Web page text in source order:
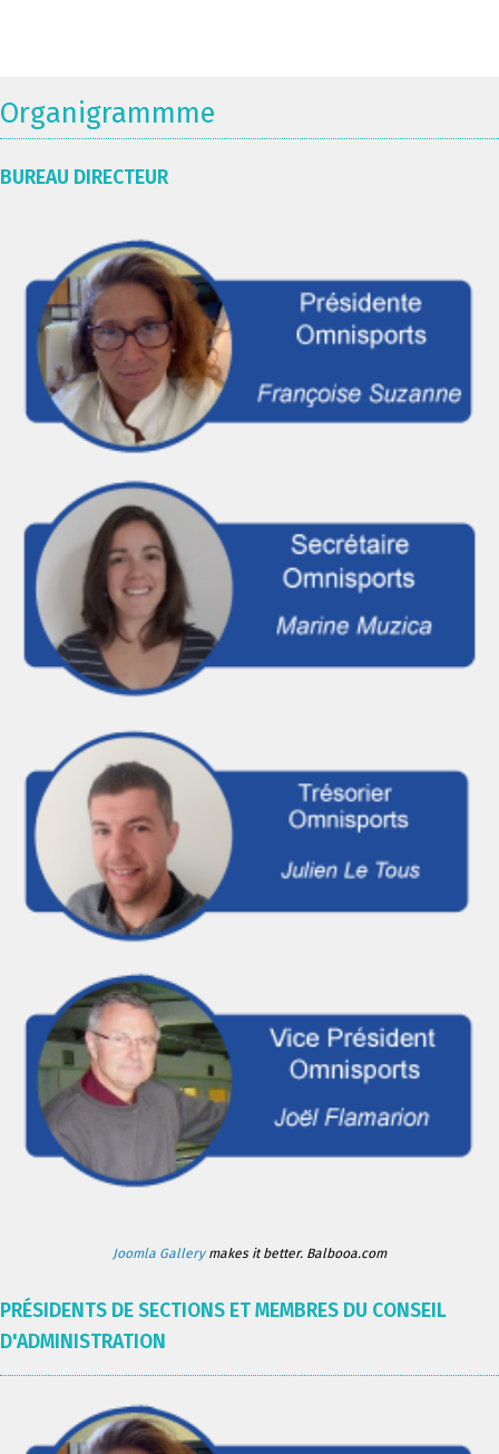
Organigrammme
BUREAU DIRECTEUR
Joomla Gallerymakes it better. Balbooa.com
PRÉSIDENTS DE SECTIONS ET MEMBRES DU CONSEIL
D'ADMINISTRATION